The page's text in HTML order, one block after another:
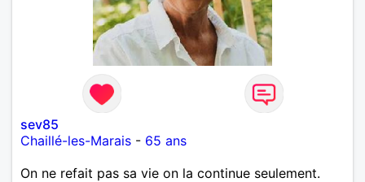
sev85
Chaillé-les-Marais - 65 ans
On ne refait pas sa vie on la continue seulement.